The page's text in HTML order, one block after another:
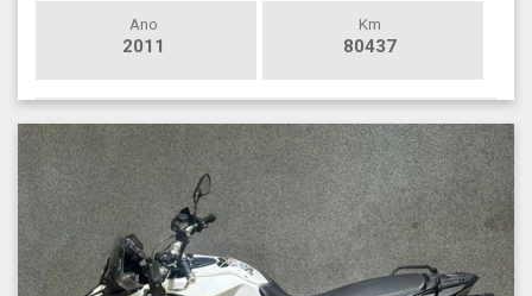
Ano
2011
Km
80437